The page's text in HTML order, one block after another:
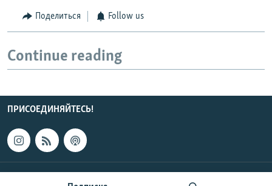
Поделиться Follow us
Continue reading
ПРИСОЕДИНЯЙТЕСЬ!